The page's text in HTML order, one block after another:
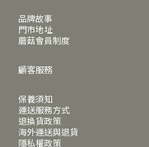
品牌故事
門市地址
蘑菇會員制度
顧客服務
保養須知
運送服務方式
退換貨政策
海外運送與退貨
隱私權政策